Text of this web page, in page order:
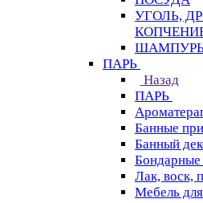
УГОЛЬ,
ПАРЬ
Назад
ПАРЬ
Банные
Банный
Бондарные
Лак, воск,
Мебель